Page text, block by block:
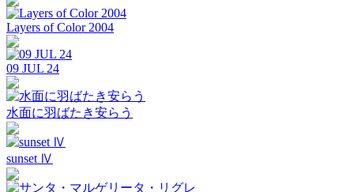
Layers of Color 2004
09 JUL 24
水面に羽ばたき安らう
sunset Ⅳ